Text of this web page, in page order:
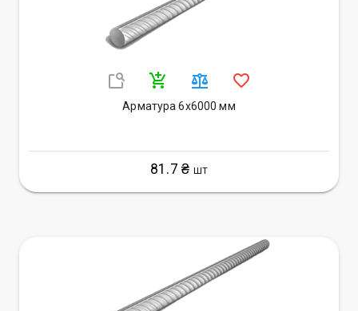
Арматура 6х6000 мм
81.7 ₴ ШТ